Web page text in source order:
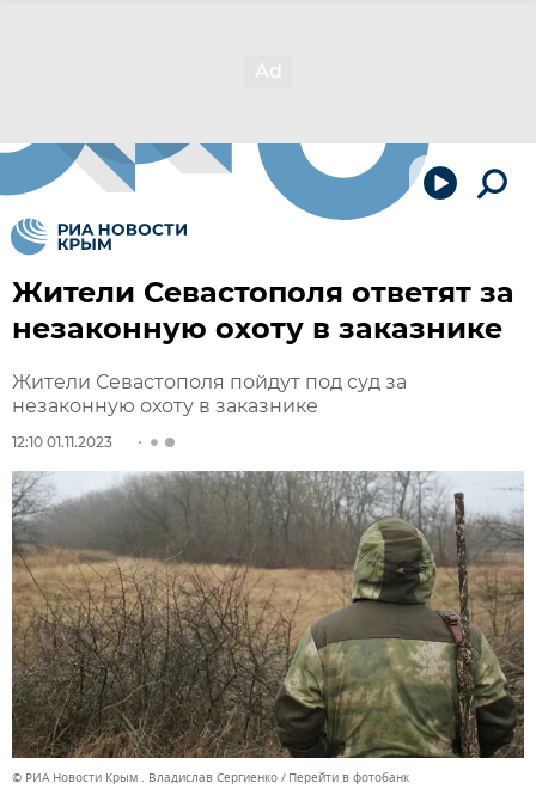
Жители Севастополя ответят за
незаконную охоту в заказнике
Жители Севастополя пойдут под суд за
незаконную охоту в заказнике
12:10 01.11.2023
© РИА Новости Крым . Владислав Сергиенко Перейти в фотобанк